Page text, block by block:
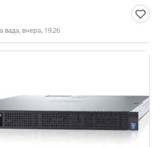
вада, вчера, 19:26